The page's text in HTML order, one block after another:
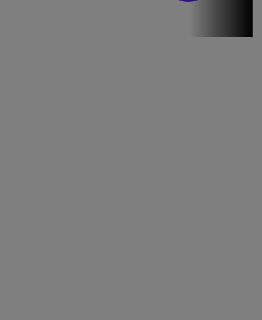
Stirile PRO TV